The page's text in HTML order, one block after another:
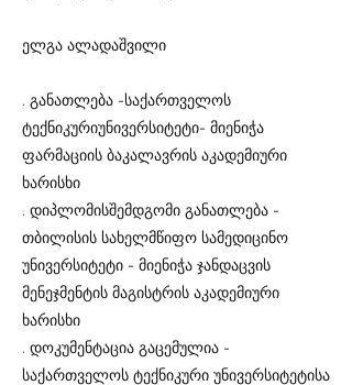
ელგა ალადაშვილი
. განათლება -საქართველოს
ტექნიკურიუნივერსიტეტი- მიენიჭა
ფარმაციის ბაკალავრის აკადემიური
ხარისხი
. დიპლომისშემდგომი განათლება -
თბილისის სახელმწიფო სამედიცინო
უნივერსიტეტი - მიენიჭა ჯანდაცვის
მენეჯმენტის მაგისტრის აკადემიური
ხარისხი
. დოკუმენტაცია გაცემულია -
საქართველოს ტექნიკური უნივერსიტეტისა